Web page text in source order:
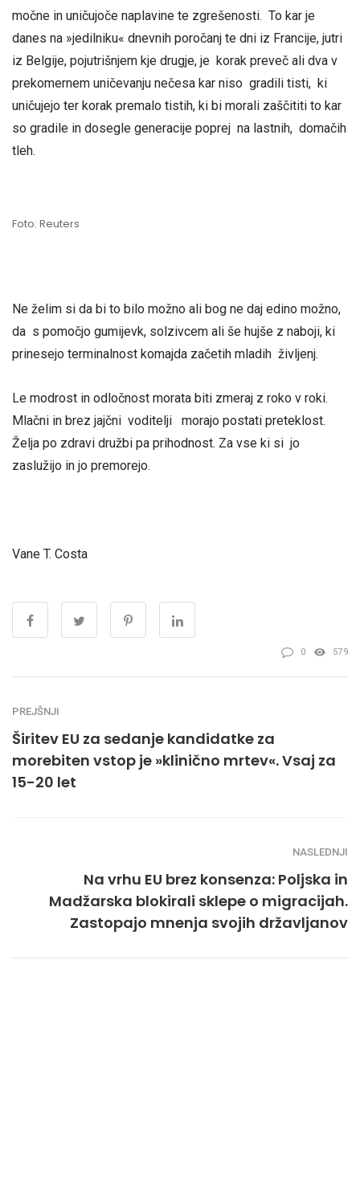
močne in uničujoče naplavine te zgrešenosti. To kar je
danes na »jedilniku« dnevnih poročanj te dni iz Francije, jutri
iz Belgije, pojutrišnjem kje drugje, je korak preveč ali dva v
prekomernem uničevanju nečesa kar niso gradili tisti, ki
uničujejo ter korak premalo tistih, ki bi morali zaščititi to kar
so gradile in dosegle generacije poprej na lastnih, domačih
tleh.
Foto: Reuters
Ne želim si da bi to bilo možno ali bog ne daj edino možno,
da s pomočjo gumijevk, solzivcem ali še hujše z naboji, ki
prinesejo terminalnost komajda začetih mladih življenj.
Le modrost in odločnost morata biti zmeraj z roko v roki.
Mlačni in brez jajčni voditelji morajo postati preteklost.
Želja po zdravi družbi pa prihodnost. Za vse ki si jo
zaslužijo in jo premorejo.
Vane T. Costa
0 579
PREJŠNJI
Širitev EU za sedanje kandidatke za
morebiten vstop je »klinično mrtev«. Vsaj za
15-20 let
NASLEDNJI
Na vrhu EU brez konsenza: Poljska in
Madžarska blokirali sklepe o migracijah.
Zastopajo mnenja svojih državljanov